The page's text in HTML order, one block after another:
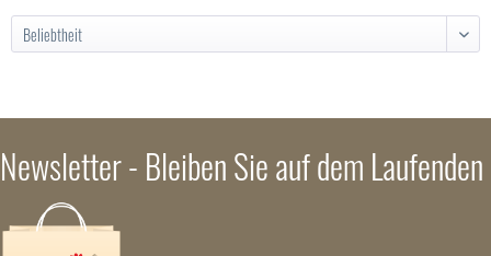
Newsletter - Bleiben Sie auf dem Laufenden